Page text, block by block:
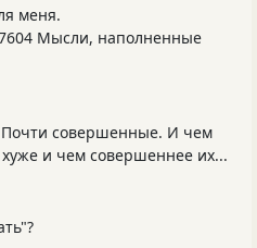
меня.
Мысли, наполненные
совершенные. И чем
и чем совершеннее их...